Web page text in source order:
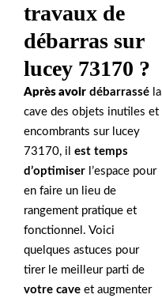
travaux de
débarras sur
lucey 73170 ?
Après avoir débarrassé la
cave des objets inutiles et
encombrants sur lucey
73170, il est temps
d’optimiser l’espace pour
en faire un lieu de
rangement pratique et
fonctionnel. Voici
quelques astuces pour
tirer le meilleur parti de
votre cave et augmenter